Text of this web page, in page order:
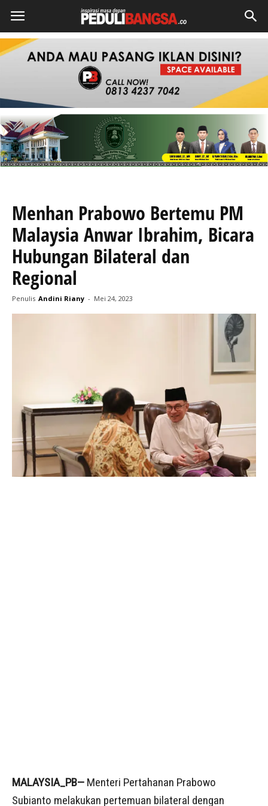
Menhan Prabowo Bertemu PM
Malaysia Anwar Ibrahim, Bicara
Hubungan Bilateral dan
Regional
Penulis Andini Riany - Mei 24, 2023
MALAYSIA_PB— Menteri Pertahanan Prabowo
Subianto melakukan pertemuan bilateral dengan